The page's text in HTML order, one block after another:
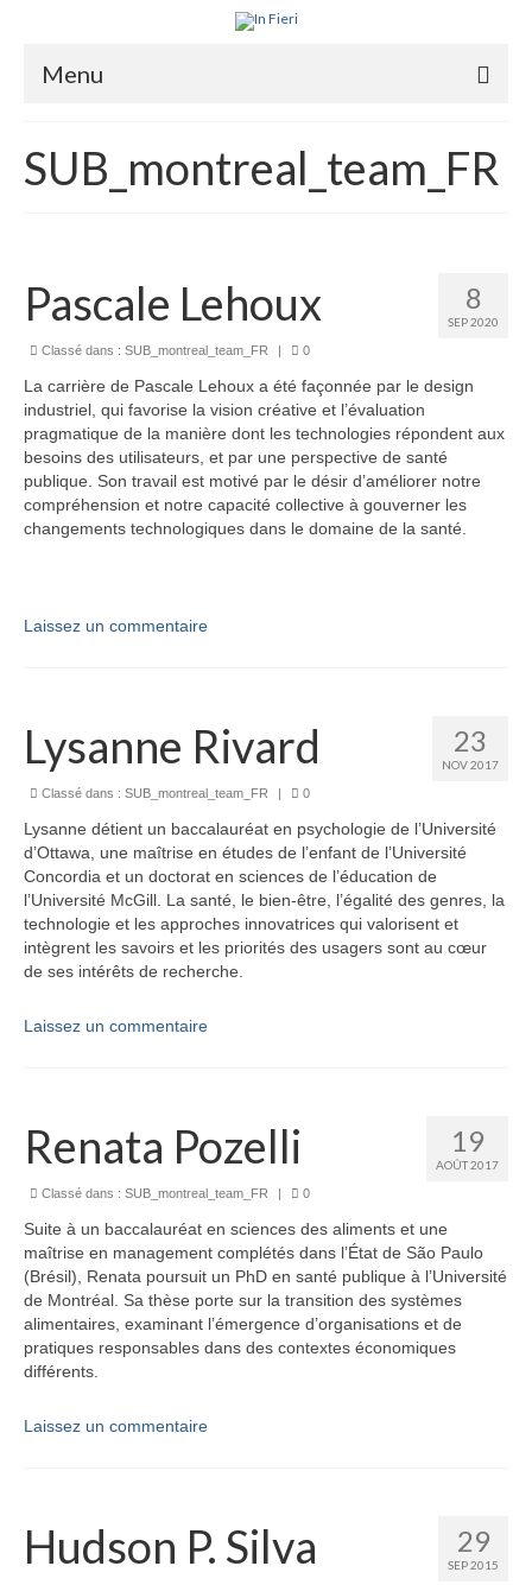
Menu
Ce qu’est l’IRS
Programme de recherche
Publications
Vidéos
English
SUB_montreal_team_FR
8
SEP 2020
Pascale Lehoux
Classé dans : SUB_montreal_team_FR | 0
La carrière de Pascale Lehoux a été façonnée par le design
industriel, qui favorise la vision créative et l’évaluation
pragmatique de la manière dont les technologies répondent aux
besoins des utilisateurs, et par une perspective de santé
publique. Son travail est motivé par le désir d’améliorer notre
compréhension et notre capacité collective à gouverner les
changements technologiques dans le domaine de la santé.
Laissez un commentaire
23
NOV 2017
Lysanne Rivard
Classé dans : SUB_montreal_team_FR | 0
Lysanne détient un baccalauréat en psychologie de l’Université
d’Ottawa, une maîtrise en études de l’enfant de l’Université
Concordia et un doctorat en sciences de l’éducation de
l’Université McGill. La santé, le bien-être, l’égalité des genres, la
technologie et les approches innovatrices qui valorisent et
intègrent les savoirs et les priorités des usagers sont au cœur
de ses intérêts de recherche.
Laissez un commentaire
19
AOÛT 2017
Renata Pozelli
Classé dans : SUB_montreal_team_FR | 0
Suite à un baccalauréat en sciences des aliments et une
maîtrise en management complétés dans l’État de São Paulo
(Brésil), Renata poursuit un PhD en santé publique à l’Université
de Montréal. Sa thèse porte sur la transition des systèmes
alimentaires, examinant l’émergence d’organisations et de
pratiques responsables dans des contextes économiques
différents.
Laissez un commentaire
29
SEP 2015
Hudson P. Silva